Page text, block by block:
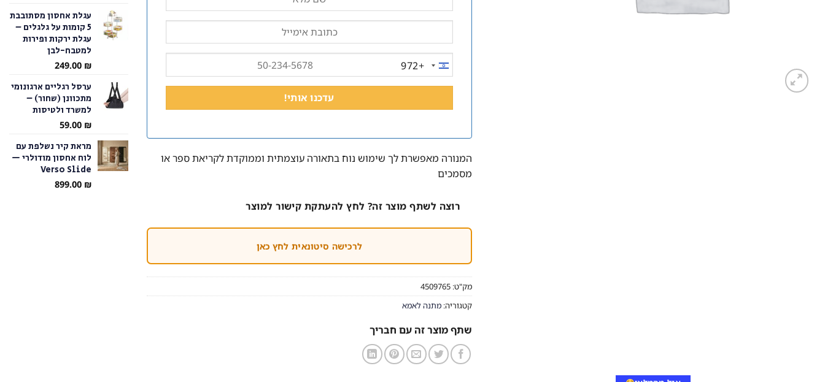
ISRAEL
+972
+972
המנורה מאפשרת לך שימוש נוח בתאורה עוצמתית וממוקדת לקריאת ספר או
מסמכים
רוצה לשתף מוצר זה? לחץ להעתקת קישור למוצר
לרכישה סיטונאית לחץ כאן
מק"ט: 4509765
קטגוריה: מתנה לאמא
שתף מוצר זה עם חבריך
עגלת אחסון מסתובבת
5 קומות על גלגלים –
עגלת ירקות ופירות
למטבח-לבן
249.00 ₪
ערסל רגליים ארגונומי
מתכוונן (שחור) –
למשרד ולטיסות
59.00 ₪
מראת קיר נשלפת עם
לוח אחסון מודולרי —
Verso Slide
899.00 ₪